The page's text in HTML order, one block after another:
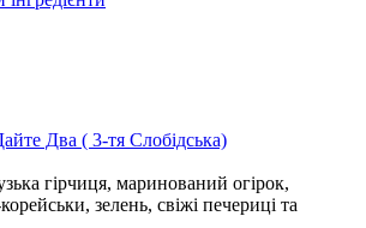
гірчиця, маринований огірок,
зелень, свіжі печериці та